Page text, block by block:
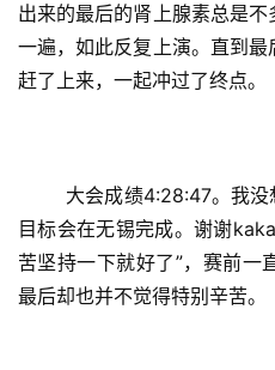
出来的最后的肾上腺素总是
一遍，如此反复上演。直到
赶了上来，一起冲过了终点。
目标会在无锡完成。谢谢
苦坚持一下就好了”，赛前一
最后却也并不觉得特别辛苦。